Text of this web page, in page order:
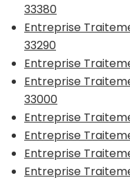
33380
Entreprise
33290
Entreprise
Entreprise
33000
Entreprise
Entreprise
Entreprise
Entreprise